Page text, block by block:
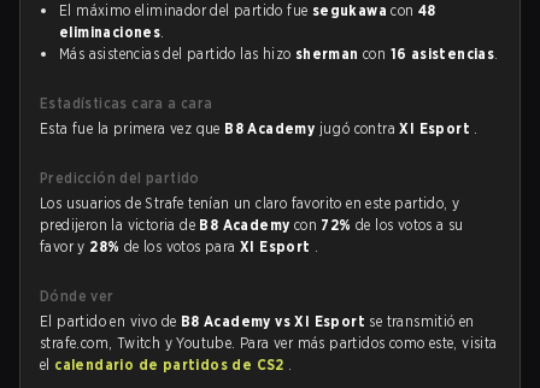
El máximo eliminador del partido fue segukawa con48
eliminaciones.
Más asistencias del partido las hizo sherman con 16 asistencias.
Estadísticas cara a cara
Esta fue la primera vez que B8 Academy jugó contraXI Esport .
Predicción del partido
Los usuarios de Strafe tenían un claro favorito en este partido, y
predijeron la victoria de B8 Academy con 72%de los votos a su
favor y 28% de los votos paraXI Esport .
Dónde ver
El partido en vivo de B8 Academy vs XI Esport se transmitió en
strafe.com, Twitch y Youtube. Para ver más partidos como este, visita
el calendario de partidos de CS2 .